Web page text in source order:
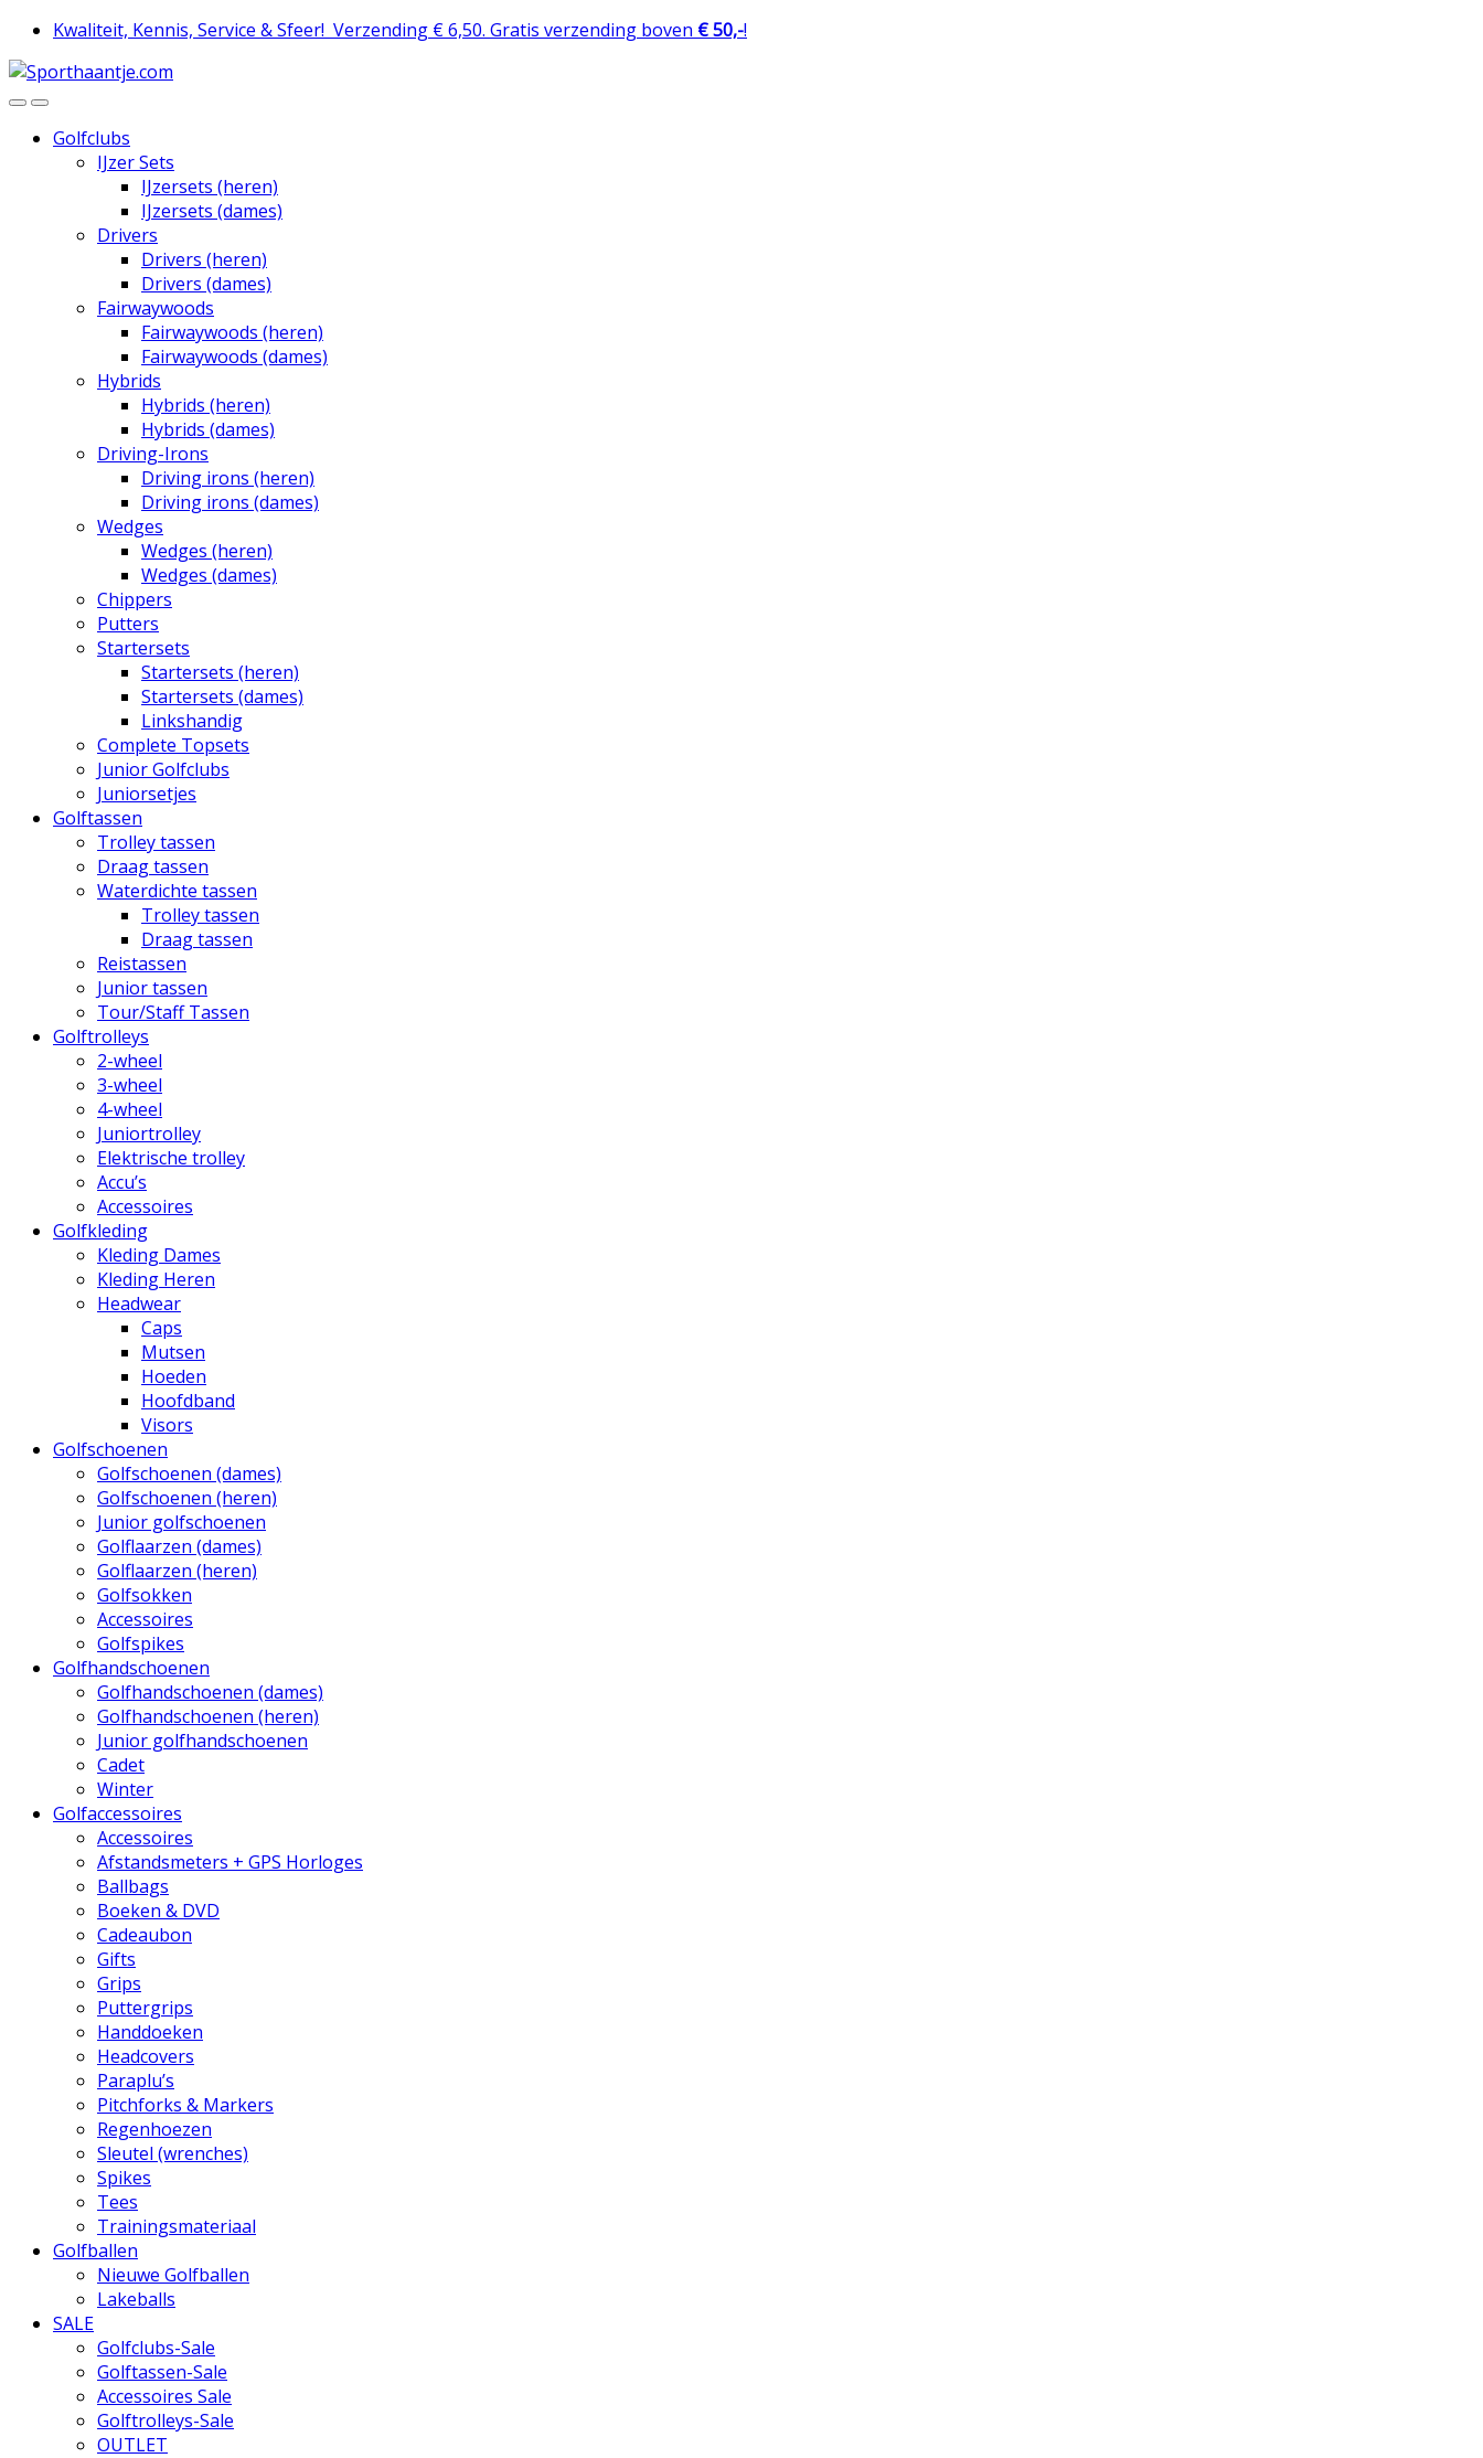
Skip
navigation
Skip
content
Kwaliteit, Kennis, Service & Sfeer! Verzending € 6,50. Gratis verzending boven € 50,-!
Golfclubs
IJzer Sets
IJzersets (heren)
IJzersets (dames)
Drivers
Drivers (heren)
Drivers (dames)
Fairwaywoods
Fairwaywoods (heren)
Fairwaywoods (dames)
Hybrids
Hybrids (heren)
Hybrids (dames)
Driving-Irons
Driving irons (heren)
Driving irons (dames)
Wedges
Wedges (heren)
Wedges (dames)
Chippers
Putters
Startersets
Startersets (heren)
Startersets (dames)
Linkshandig
Complete Topsets
Junior Golfclubs
Juniorsetjes
Golftassen
Trolley tassen
Draag tassen
Waterdichte tassen
Trolley tassen
Draag tassen
Reistassen
Junior tassen
Tour/Staff Tassen
Golftrolleys
2-wheel
3-wheel
4-wheel
Juniortrolley
Elektrische trolley
Accu’s
Accessoires
Golfkleding
Kleding Dames
Kleding Heren
Headwear
Caps
Mutsen
Hoeden
Hoofdband
Visors
Golfschoenen
Golfschoenen (dames)
Golfschoenen (heren)
Junior golfschoenen
Golflaarzen (dames)
Golflaarzen (heren)
Golfsokken
Accessoires
Golfspikes
Golfhandschoenen
Golfhandschoenen (dames)
Golfhandschoenen (heren)
Junior golfhandschoenen
Cadet
Winter
Golfaccessoires
Accessoires
Afstandsmeters + GPS Horloges
Ballbags
Boeken & DVD
Cadeaubon
Gifts
Grips
Puttergrips
Handdoeken
Headcovers
Paraplu’s
Pitchforks & Markers
Regenhoezen
Sleutel (wrenches)
Spikes
Tees
Trainingsmateriaal
Golfballen
Nieuwe Golfballen
Lakeballs
SALE
Golfclubs-Sale
Golftassen-Sale
Accessoires Sale
Golftrolleys-Sale
OUTLET